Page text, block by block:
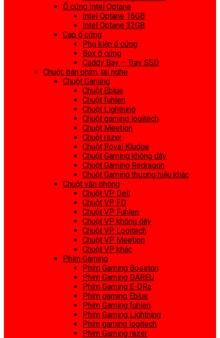
Ổ cứng Intel Optane
Intel Optane 16GB
Intel Optane 32GB
Cap ổ cứng
Phụ kiện ổ cứng
Box ổ cứng
Caddy Bay – Tray SSD
Chuột, bàn phím, tai nghe
Chuột Gaming
Chuột Eblue
Chuột fuhlen
Chuột Lightning
Chuột gaming logitech
Chuột Meetion
Chuột razer
Chuột Royal Kludge
Chuột Gaming không dây
Chuột Gaming Redragon
Chuột Gaming thương hiệu khác
Chuột văn phòng
Chuột VP Dell
Chuột VP FD
Chuột VP Fuhlen
Chuột VP không dây
Chuột VP Logitech
Chuột VP Meetion
Chuột VP khác
Phím Gaming
Phím Gaming Bosston
Phím Gaming DAREU
Phím Gaming E-DRa
Phím gaming Eblue
Phím Gaming fuhlen
Phím Gaming Lightning
Phím gaming logitech
Phím Gaming razer